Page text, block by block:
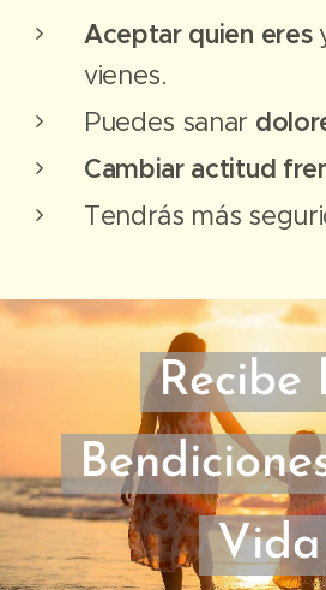
Aceptar quien eres
vienes.
Puedes sanar
Cambiar actitud
Tendrás más
Recibe
Vida